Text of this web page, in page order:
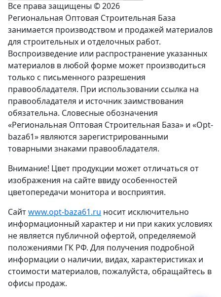
Все права защищены © 2026
Региональная Оптовая Строительная База
занимается производством и продажей материалов
для строительных и отделочных работ.
Воспроизведение или распространение указанных
материалов в любой форме может производиться
только с письменного разрешения
правообладателя. При использовании ссылка на
правообладателя и источник заимствования
обязательна. Словесные обозначения
«Региональная Оптовая Строительная База» и «Opt-
baza61» являются зарегистрированными
товарными знаками правообладателя.
Внимание! Цвет продукции может отличаться от
изображения на сайте ввиду особенностей
цветопередачи монитора и восприятия.
Сайтwww.opt-baza61.ru носит исключительно
информационный характер и ни при каких условиях
не является публичной офертой, определяемой
положениями ГК РФ. Для получения подробной
информации о наличии, видах, характеристиках и
стоимости материалов, пожалуйста, обращайтесь в
офисы продаж.